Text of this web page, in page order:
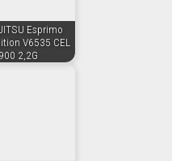
Esprimo
V6535 CEL
2,2G